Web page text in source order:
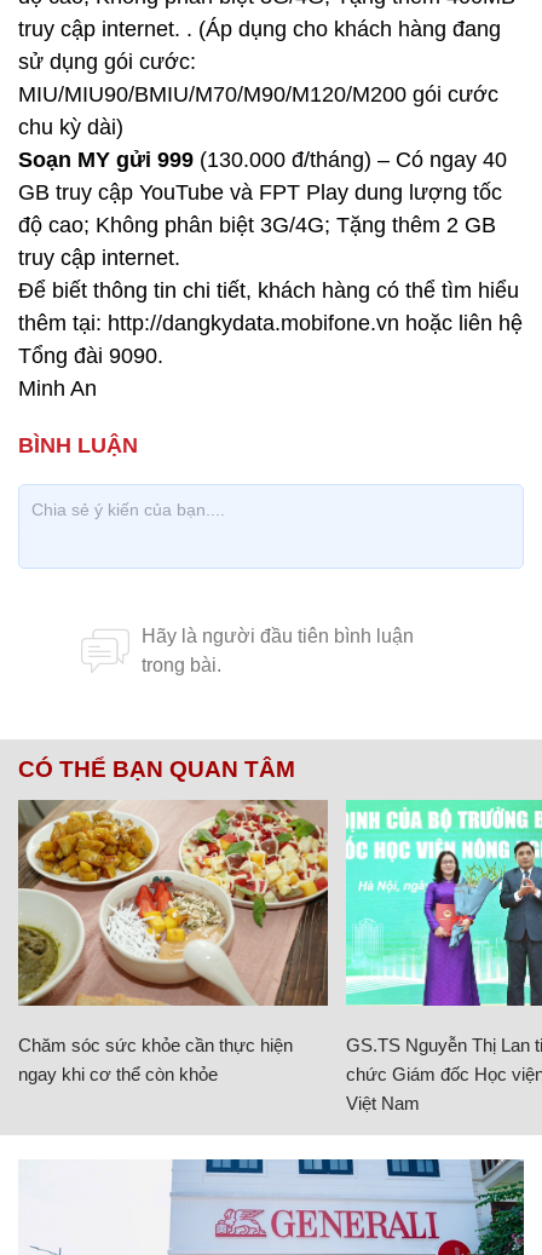
truy cập internet. . (Áp dụng cho khách hàng đang
sử dụng gói cước:
MIU/MIU90/BMIU/M70/M90/M120/M200 gói cước
chu kỳ dài)
Soạn MY gửi 999 (130.000 đ/tháng) – Có ngay 40
GB truy cập YouTube và FPT Play dung lượng tốc
độ cao; Không phân biệt 3G/4G; Tặng thêm 2 GB
truy cập internet.
Để biết thông tin chi tiết, khách hàng có thể tìm hiểu
thêm tại: http://dangkydata.mobifone.vn hoặc liên hệ
Tổng đài 9090.
Minh An
CÓ THỂ BẠN QUAN TÂM
Chăm sóc sức khỏe cần thực hiện
ngay khi cơ thể còn khỏe
GS.TS Nguyễn Thị Lan
chức Giám đốc Học
Việt Nam